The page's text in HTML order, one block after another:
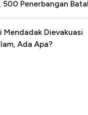
500 Penerbangan Batal
Mendadak Dievakuasi
Ada Apa?